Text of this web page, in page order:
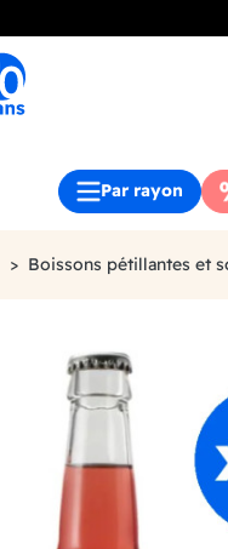
Par rayon
Boissons pétillantes et